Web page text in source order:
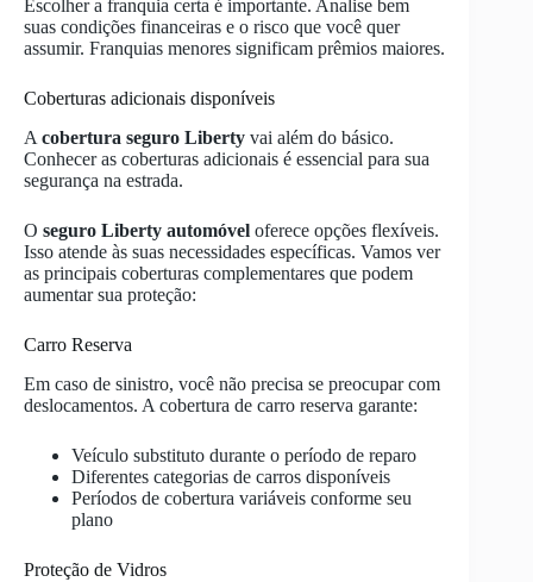
Escolher a franquia certa é importante. Analise bem
suas condições financeiras e o risco que você quer
assumir. Franquias menores significam prêmios maiores.
Coberturas adicionais disponíveis
A cobertura seguro Liberty vai além do básico.
Conhecer as coberturas adicionais é essencial para sua
segurança na estrada.
O seguro Liberty automóvel oferece opções flexíveis.
Isso atende às suas necessidades específicas. Vamos ver
as principais coberturas complementares que podem
aumentar sua proteção:
Carro Reserva
Em caso de sinistro, você não precisa se preocupar com
deslocamentos. A cobertura de carro reserva garante:
Veículo substituto durante o período de reparo
Diferentes categorias de carros disponíveis
Períodos de cobertura variáveis conforme seu
plano
Proteção de Vidros